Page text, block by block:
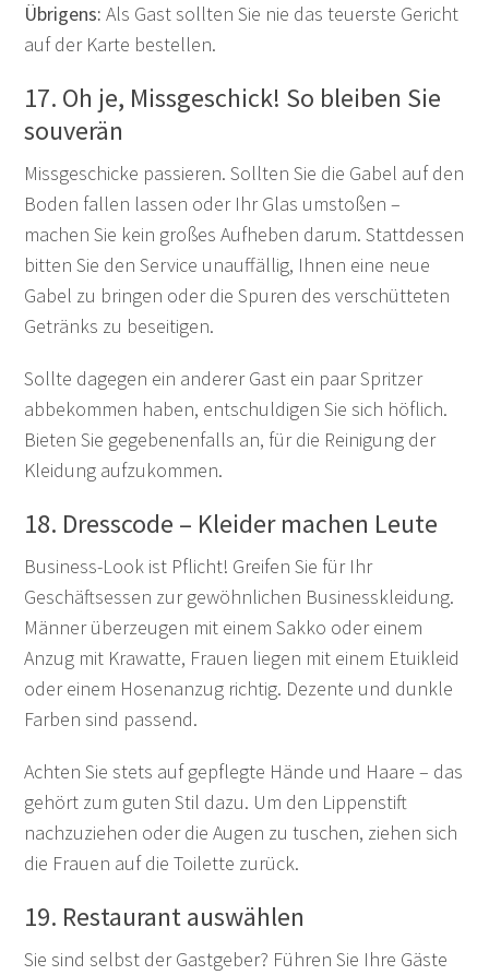
Übrigens: Als Gast sollten Sie nie das teuerste Gericht
auf der Karte bestellen.
17. Oh je, Missgeschick! So bleiben Sie
souverän
Missgeschicke passieren. Sollten Sie die Gabel auf den
Boden fallen lassen oder Ihr Glas umstoßen –
machen Sie kein großes Aufheben darum. Stattdessen
bitten Sie den Service unauffällig, Ihnen eine neue
Gabel zu bringen oder die Spuren des verschütteten
Getränks zu beseitigen.
Sollte dagegen ein anderer Gast ein paar Spritzer
abbekommen haben, entschuldigen Sie sich höflich.
Bieten Sie gegebenenfalls an, für die Reinigung der
Kleidung aufzukommen.
18. Dresscode – Kleider machen Leute
Business-Look ist Pflicht! Greifen Sie für Ihr
Geschäftsessen zur gewöhnlichen Businesskleidung.
Männer überzeugen mit einem Sakko oder einem
Anzug mit Krawatte, Frauen liegen mit einem Etuikleid
oder einem Hosenanzug richtig. Dezente und dunkle
Farben sind passend.
Achten Sie stets auf gepflegte Hände und Haare – das
gehört zum guten Stil dazu. Um den Lippenstift
nachzuziehen oder die Augen zu tuschen, ziehen sich
die Frauen auf die Toilette zurück.
19. Restaurant auswählen
Sie sind selbst der Gastgeber? Führen Sie Ihre Gäste